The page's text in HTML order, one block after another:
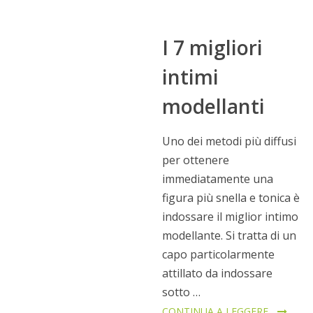
I 7 migliori
intimi
modellanti
Uno dei metodi più diffusi
per ottenere
immediatamente una
figura più snella e tonica è
indossare il miglior intimo
modellante. Si tratta di un
capo particolarmente
attillato da indossare
sotto …